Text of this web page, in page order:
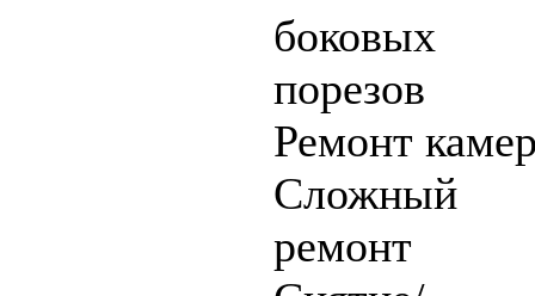
боковых
порезов
Ремонт
Сложный
ремонт